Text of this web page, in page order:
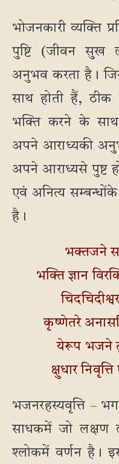
भोजनकारी व्यक्ति
पुष्टि (जीवन सुख
अनुभव करता है। जिस
साथ होती हैं,
भक्ति करने के साथ-
अपने आराध्यकी
अपने आराध्यसे पुष्ट
एवं अनित्य सम्बन्धोंके
है।
भक्तजने
भक्ति ज्ञान
कृष्णेतरे
येरूप भजने
क्षुधार
भजनरहस्यवृत्ति –
साधकमें जो लक्षण
श्लोकमें वर्णन है।